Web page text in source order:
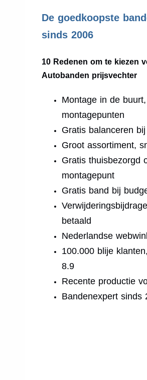
De goedkoopste
sinds 2006
10 Redenen om te kiezen
Autobanden prijsvechter
Montage in de
montagepunten
Gratis balanceren
Groot assortiment,
Gratis thuisbezorgd
montagepunt
Gratis band bij
betaald
Nederlandse
100.000 blije
8.9
Recente productie
Bandenexpert sinds